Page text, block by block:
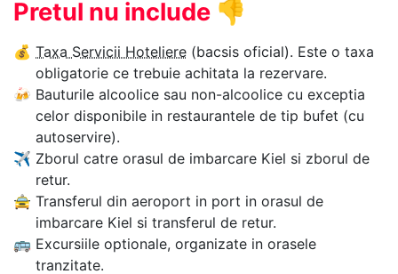
Pretul nu include 👎
💰 Taxa Servicii Hoteliere (bacsis oficial). Este o taxa
obligatorie ce trebuie achitata la rezervare.
🍻 Bauturile alcoolice sau non-alcoolice cu exceptia
celor disponibile in restaurantele de tip bufet (cu
autoservire).
✈ Zborul catre orasul de imbarcare Kiel si zborul de
retur.
🚖 Transferul din aeroport in port in orasul de
imbarcare Kiel si transferul de retur.
🚌 Excursiile optionale, organizate in orasele
tranzitate.